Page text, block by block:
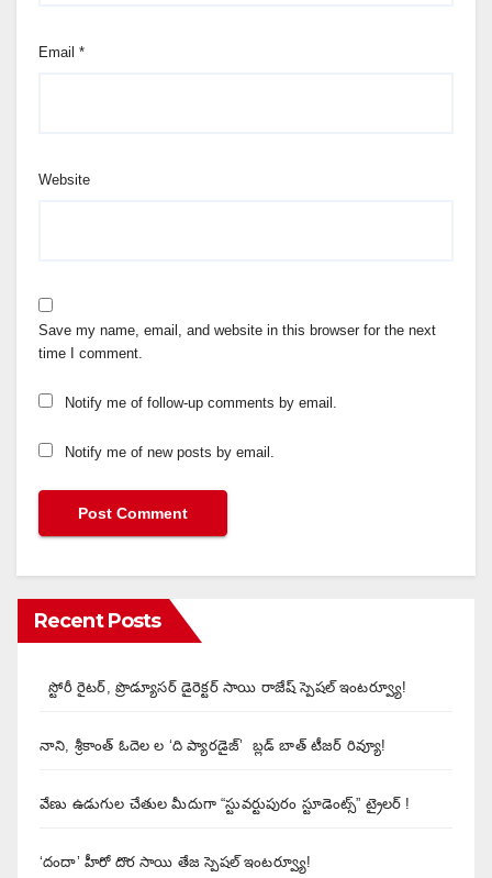
Email *
Website
Save my name, email, and website in this browser for the next
time I comment.
Notify me of follow-up comments by email.
Notify me of new posts by email.
Recent Posts
స్టోరీ రైటర్, ప్రొడ్యూసర్ డైరెక్టర్ సాయి రాజేష్ స్పెషల్ ఇంటర్వ్యూ!
నాని, శ్రీకాంత్ ఓదెల ల ‘ది ప్యారడైజ్’ బ్లడ్ బాత్ టీజర్ రివ్యూ!
వేణు ఉడుగుల చేతుల మీదుగా “స్టువర్టుపురం స్టూడెంట్స్” ట్రైలర్ !
‘దందా’ హీరో దొర సాయి తేజ స్పెషల్ ఇంటర్వ్యూ!